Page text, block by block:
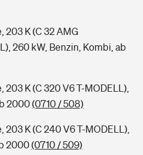
203 K (C 32 AMG
260 kW, Benzin, Kombi, ab
K (C 320 V6 T-MODELL),
2000(0710 / 508)
K (C 240 V6 T-MODELL),
2000(0710 / 509)